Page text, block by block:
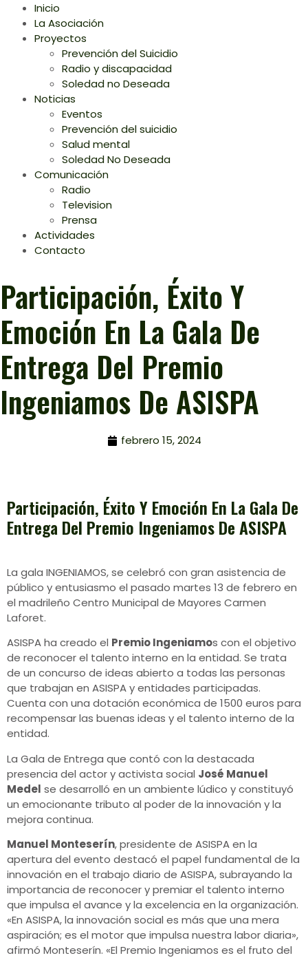
Inicio
La Asociación
Proyectos
Prevención del Suicidio
Radio y discapacidad
Soledad no Deseada
Noticias
Eventos
Prevención del suicidio
Salud mental
Soledad No Deseada
Comunicación
Radio
Television
Prensa
Actividades
Contacto
Participación, Éxito Y
Emoción En La Gala De
Entrega Del Premio
Ingeniamos De ASISPA
febrero 15, 2024
Participación, Éxito Y Emoción En La Gala De
Entrega Del Premio Ingeniamos De ASISPA
La gala INGENIAMOS, se celebró con gran asistencia de
público y entusiasmo el pasado martes 13 de febrero en
el madrileño Centro Municipal de Mayores Carmen
Laforet.
ASISPA ha creado el Premio Ingeniamos con el objetivo
de reconocer el talento interno en la entidad. Se trata
de un concurso de ideas abierto a todas las personas
que trabajan en ASISPA y entidades participadas.
Cuenta con una dotación económica de 1500 euros para
recompensar las buenas ideas y el talento interno de la
entidad.
La Gala de Entrega que contó con la destacada
presencia del actor y activista social José Manuel
Medel se desarrolló en un ambiente lúdico y constituyó
un emocionante tributo al poder de la innovación y la
mejora continua.
Manuel Monteserín, presidente de ASISPA en la
apertura del evento destacó el papel fundamental de la
innovación en el trabajo diario de ASISPA, subrayando la
importancia de reconocer y premiar el talento interno
que impulsa el avance y la excelencia en la organización.
«En ASISPA, la innovación social es más que una mera
aspiración; es el motor que impulsa nuestra labor diaria»,
afirmó Monteserín. «El Premio Ingeniamos es el fruto del